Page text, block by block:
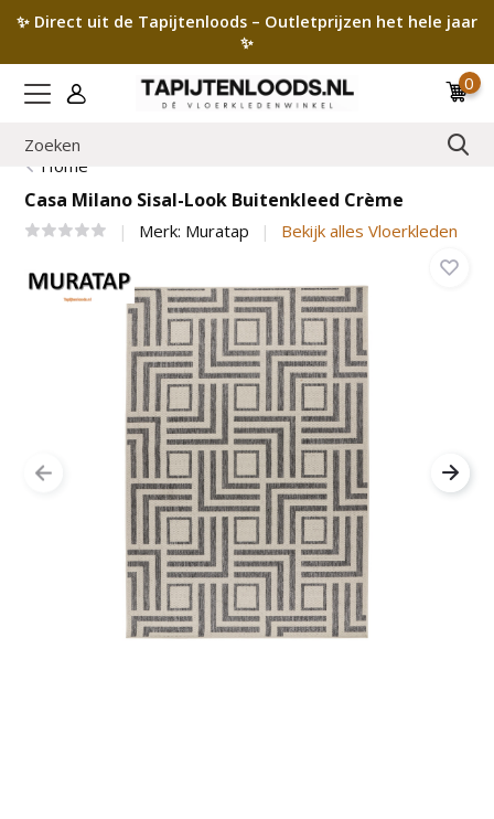
✨ Direct uit de Tapijtenloods – Outletprijzen het hele jaar
✨
0
Home
Casa Milano Sisal-Look Buitenkleed Crème
Merk: Muratap Bekijk alles Vloerkleden